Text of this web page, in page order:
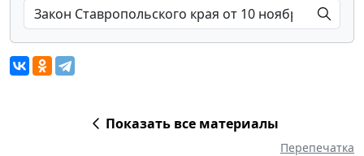
Показать все материалы
Перепечатка